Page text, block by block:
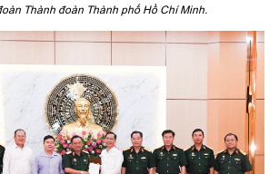
Thành đoàn Thành phố Hồ Chí Minh.